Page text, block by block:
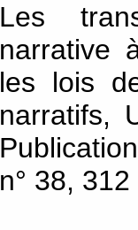
Les
narrative
les lois
narratifs,
n° 38, 312